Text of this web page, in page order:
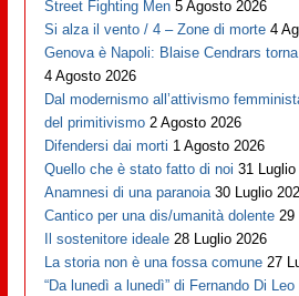
Street Fighting Men 5 Agosto 2026
Si alza il vento / 4 – Zone di morte 4
Genova è Napoli: Blaise Cendrars
4 Agosto 2026
Dal modernismo all’attivismo
del primitivismo 2 Agosto 2026
Difendersi dai morti 1 Agosto 2026
Quello che è stato fatto di noi 31 Luglio
Anamnesi di una paranoia 30 Luglio
Cantico per una dis/umanità dolente 29
Il sostenitore ideale 28 Luglio 2026
La storia non è una fossa comune 27
“Da lunedì a lunedì” di Fernando Di